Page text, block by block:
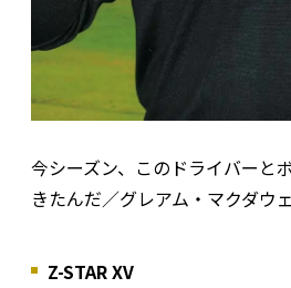
今シーズン、このドライバーと
きたんだ／グレアム・マクダウ
Z-STAR XV